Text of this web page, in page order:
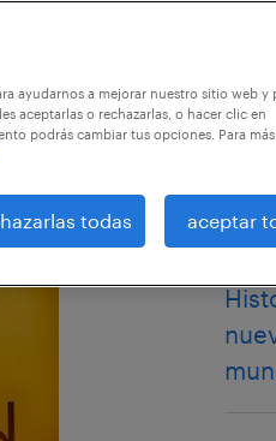
ayudarnos a mejorar nuestro sitio web y
aceptarlas o rechazarlas, o hacer clic en
podrás cambiar tus opciones. Para más
todas aceptar